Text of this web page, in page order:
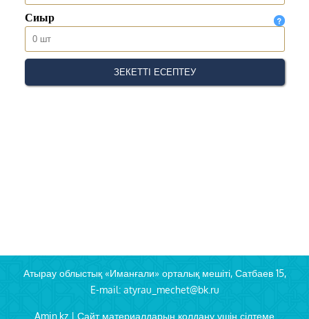
Атырау облыстық «Иманғали» орталық мешіті, Сатбаев 15,
E-mail: atyrau_mechet@bk.ru
Amin.kz | Сайт материалдарын қолдану үшін сілтеме